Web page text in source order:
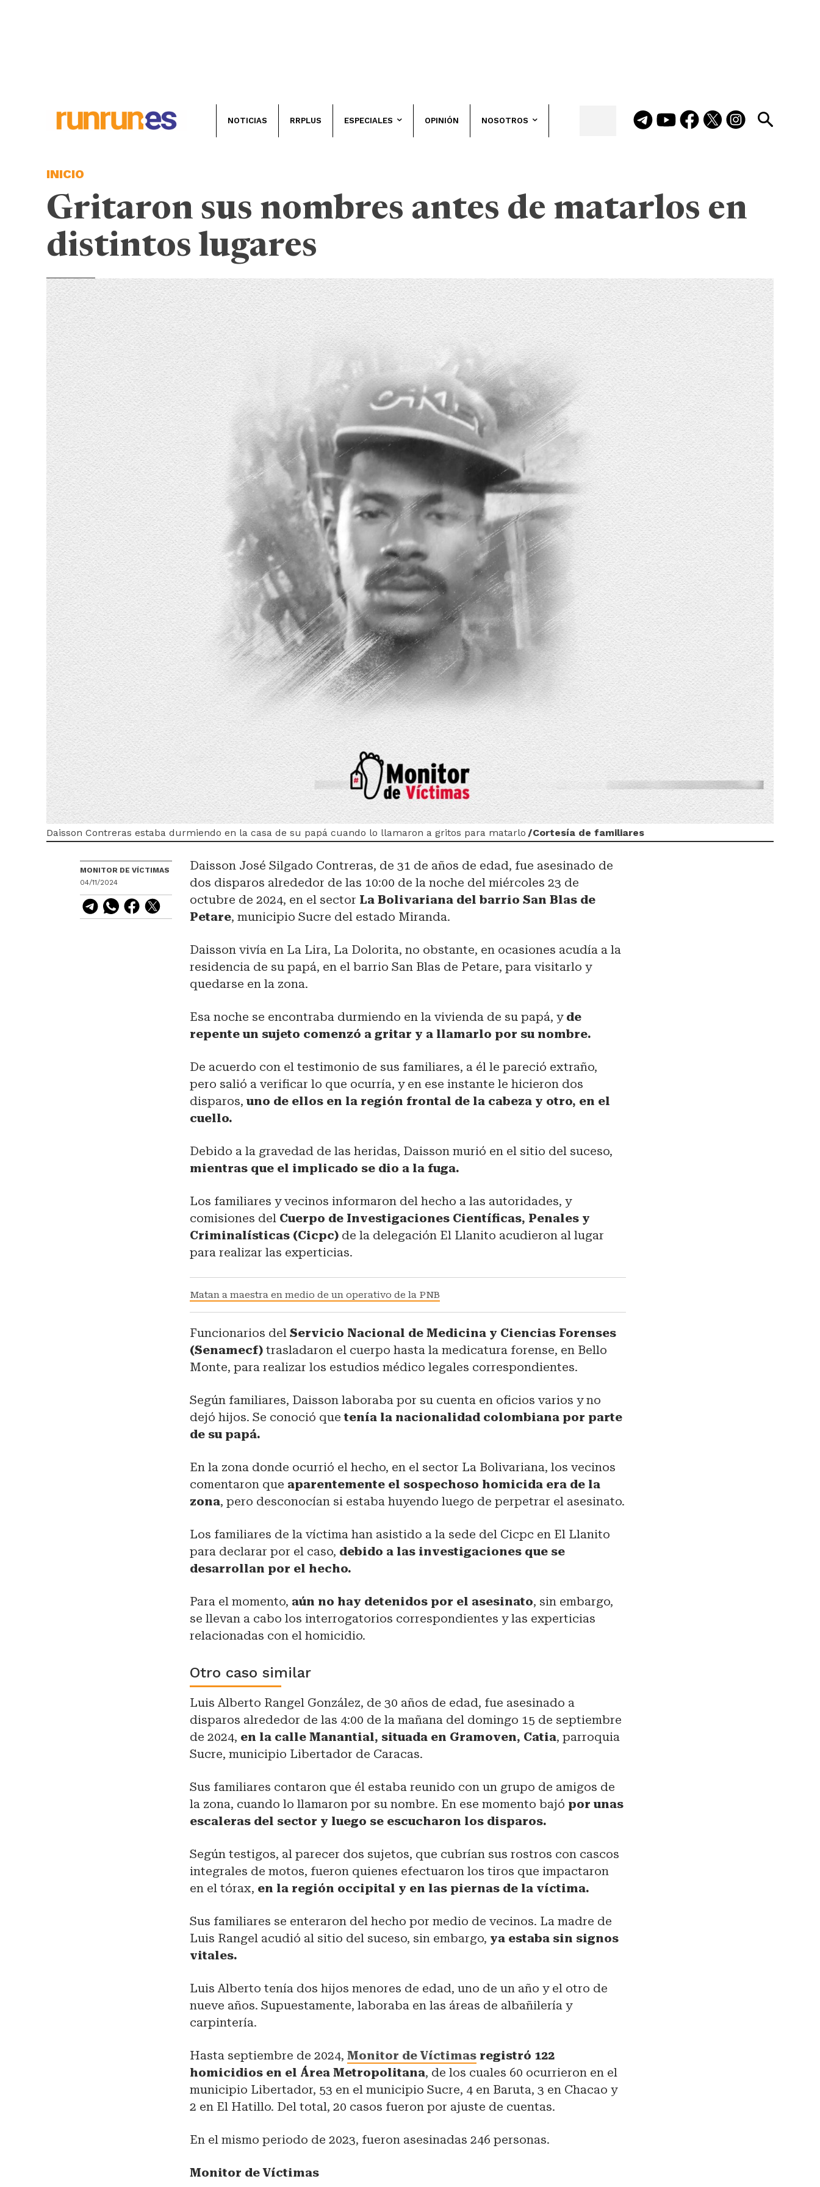
NOTICIAS RRPLUS ESPECIALES OPINIÓN NOSOTROS
INICIO
Gritaron sus nombres antes de matarlos en
distintos lugares
Daisson Contreras estaba durmiendo en la casa de su papá cuando lo llamaron a gritos para matarlo /Cortesía de familiares
MONITOR DE VÍCTIMAS
04/11/2024
Daisson José Silgado Contreras, de 31 de años de edad, fue asesinado de
dos disparos alrededor de las 10:00 de la noche del miércoles 23 de
octubre de 2024, en el sector La Bolivariana del barrio San Blas de
Petare, municipio Sucre del estado Miranda.
Daisson vivía en La Lira, La Dolorita, no obstante, en ocasiones acudía a la
residencia de su papá, en el barrio San Blas de Petare, para visitarlo y
quedarse en la zona.
Esa noche se encontraba durmiendo en la vivienda de su papá, y de
repente un sujeto comenzó a gritar y a llamarlo por su nombre.
De acuerdo con el testimonio de sus familiares, a él le pareció extraño,
pero salió a verificar lo que ocurría, y en ese instante le hicieron dos
disparos,uno de ellos en la región frontal de la cabeza y otro, en el
cuello.
Debido a la gravedad de las heridas, Daisson murió en el sitio del suceso,
mientras que el implicado se dio a la fuga.
Los familiares y vecinos informaron del hecho a las autoridades, y
comisiones del Cuerpo de Investigaciones Científicas, Penales y
Criminalísticas (Cicpc) de la delegación El Llanito acudieron al lugar
para realizar las experticias.
Matan a maestra en medio de un operativo de la PNB
Funcionarios delServicio Nacional de Medicina y Ciencias Forenses
(Senamecf) trasladaron el cuerpo hasta la medicatura forense, en Bello
Monte, para realizar los estudios médico legales correspondientes.
Según familiares, Daisson laboraba por su cuenta en oficios varios y no
dejó hijos. Se conoció quetenía la nacionalidad colombiana por parte
de su papá.
En la zona donde ocurrió el hecho, en el sector La Bolivariana, los vecinos
comentaron que aparentemente el sospechoso homicida era de la
zona, pero desconocían si estaba huyendo luego de perpetrar el asesinato.
Los familiares de la víctima han asistido a la sede del Cicpc en El Llanito
para declarar por el caso, debido a las investigaciones que se
desarrollan por el hecho.
Para el momento, aún no hay detenidos por el asesinato, sin embargo,
se llevan a cabo los interrogatorios correspondientes y las experticias
relacionadas con el homicidio.
Otro caso similar
Luis Alberto Rangel González, de 30 años de edad, fue asesinado a
disparos alrededor de las 4:00 de la mañana del domingo 15 de septiembre
de 2024, en la calle Manantial, situada en Gramoven, Catia, parroquia
Sucre, municipio Libertador de Caracas.
Sus familiares contaron que él estaba reunido con un grupo de amigos de
la zona, cuando lo llamaron por su nombre. En ese momento bajó por unas
escaleras del sector y luego se escucharon los disparos.
Según testigos, al parecer dos sujetos, que cubrían sus rostros con cascos
integrales de motos, fueron quienes efectuaron los tiros que impactaron
en el tórax, en la región occipital y en las piernas de la víctima.
Sus familiares se enteraron del hecho por medio de vecinos. La madre de
Luis Rangel acudió al sitio del suceso, sin embargo, ya estaba sin signos
vitales.
Luis Alberto tenía dos hijos menores de edad, uno de un año y el otro de
nueve años. Supuestamente, laboraba en las áreas de albañilería y
carpintería.
Hasta septiembre de 2024,Monitor de Víctimas registró 122
homicidios en el Área Metropolitana, de los cuales 60 ocurrieron en el
municipio Libertador, 53 en el municipio Sucre, 4 en Baruta, 3 en Chacao y
2 en El Hatillo. Del total, 20 casos fueron por ajuste de cuentas.
En el mismo periodo de 2023, fueron asesinadas 246 personas.
Monitor de Víctimas